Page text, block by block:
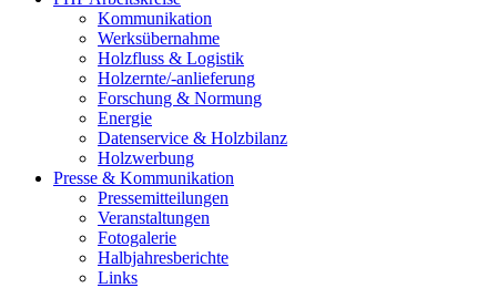
Kommunikation
Werksübernahme
Holzfluss & Logistik
Holzernte/-anlieferung
Forschung & Normung
Energie
Datenservice & Holzbilanz
Holzwerbung
Presse & Kommunikation
Pressemitteilungen
Veranstaltungen
Fotogalerie
Halbjahresberichte
Links